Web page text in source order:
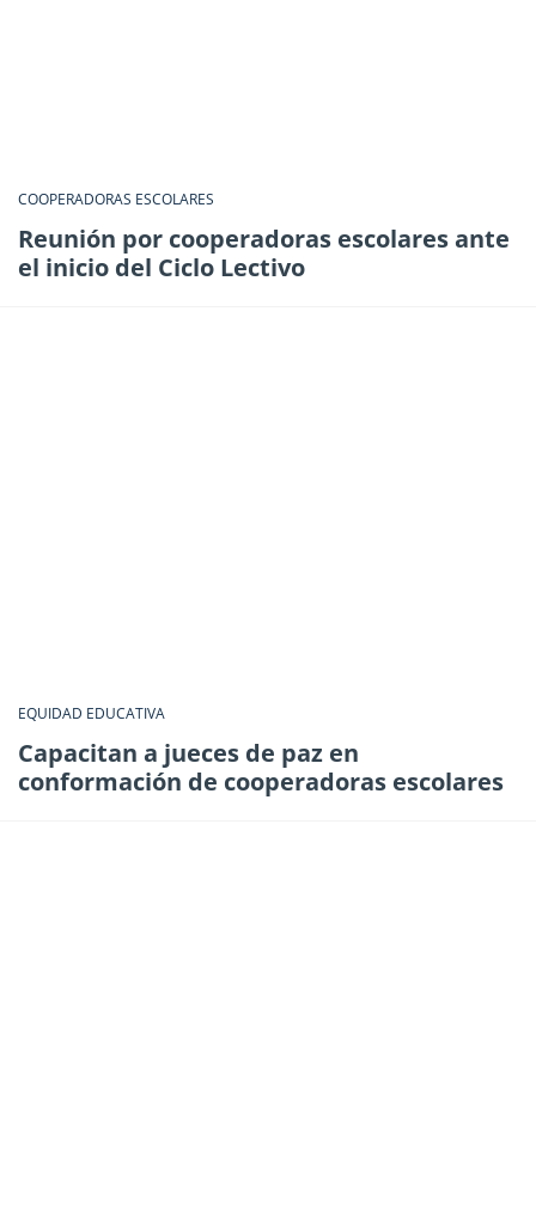
COOPERADORAS ESCOLARES
Reunión por cooperadoras escolares ante
el inicio del Ciclo Lectivo
EQUIDAD EDUCATIVA
Capacitan a jueces de paz en
conformación de cooperadoras escolares